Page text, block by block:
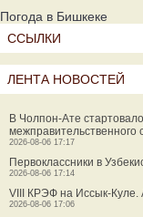
Погода в Бишкеке
ССЫЛКИ
ЛЕНТА НОВОСТЕЙ
В Чолпон-Ате
межправительственного
2026-08-06 17:17
Первоклассники в
2026-08-06 17:14
VIII КРЭФ на Иссык-Куле.
2026-08-06 17:06